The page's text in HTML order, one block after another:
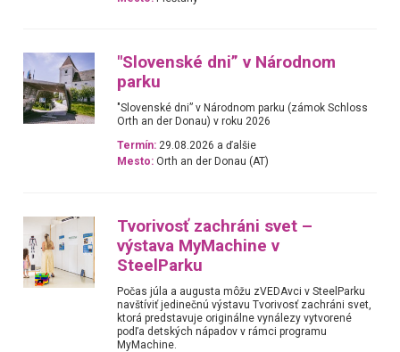
"Slovenské dni” v Národnom
parku
"Slovenské dni” v Národnom parku (zámok Schloss
Orth an der Donau) v roku 2026
Termín: 29.08.2026 a ďalšie
Mesto: Orth an der Donau (AT)
Tvorivosť zachráni svet –
výstava MyMachine v
SteelParku
Počas júla a augusta môžu zVEDAvci v SteelParku
navštíviť jedinečnú výstavu Tvorivosť zachráni svet,
ktorá predstavuje originálne vynálezy vytvorené
podľa detských nápadov v rámci programu
MyMachine.